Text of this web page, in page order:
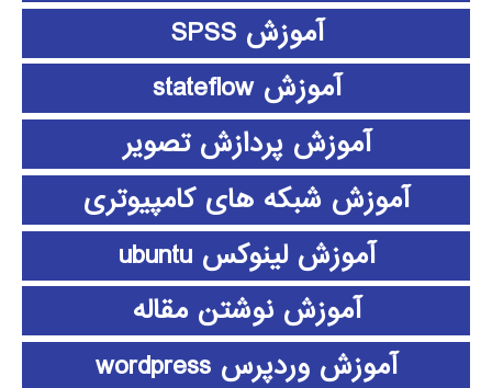
آموزش SPSS
آموزش stateflow
آموزش پردازش تصویر
آموزش شبکه های کامپیوتری
آموزش لینوکس ubuntu
آموزش نوشتن مقاله
آموزش وردپرس wordpress